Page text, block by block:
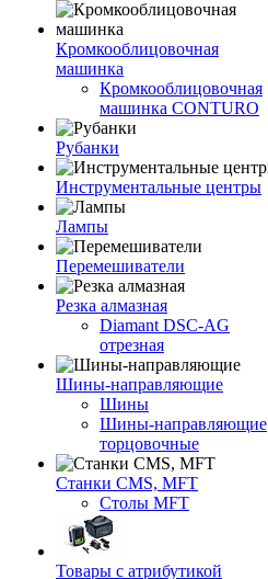
Кромкооблицовочная
машинка
Кромкооблицовочная
машинка CONTURO
Рубанки
Инструментальные центры
Лампы
Перемешиватели
Резка алмазная
Diamant DSC-AG
отрезная
Шины-направляющие
Шины
Шины-направляющие
торцовочные
Станки CMS, MFT
Столы MFT
Товары с атрибутикой